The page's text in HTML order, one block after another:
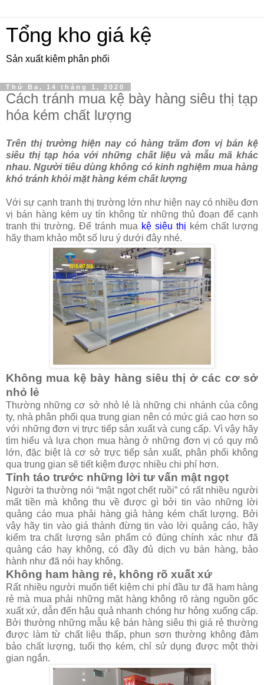
Tổng kho giá kệ
Sản xuất kiêm phân phối
Thứ Ba, 14 tháng 1, 2020
Cách tránh mua kệ bày hàng siêu thị tạp
hóa kém chất lượng
Trên thị trường hiện nay có hàng trăm đơn vị bán kệ
siêu thị tạp hóa với những chất liệu và mẫu mã khác
nhau. Người tiêu dùng không có kinh nghiệm mua hàng
khó tránh khỏi mặt hàng kém chất lượng
Với sự cạnh tranh thị trường lớn như hiện nay có nhiều đơn
vị bán hàng kém uy tín không từ những thủ đoạn để cạnh
tranh thị trường. Để tránh mua kệ siêu thị kém chất lượng
hãy tham khảo một số lưu ý dưới đây nhé.
Không mua kệ bày hàng siêu thị ở các cơ sở
nhỏ lẻ
Thường những cơ sở nhỏ lẻ là những chi nhánh của công
ty, nhà phân phối qua trung gian nên có mức giá cao hơn so
với những đơn vị trực tiếp sản xuất và cung cấp. Vì vậy hãy
tìm hiểu và lựa chọn mua hàng ở những đơn vị có quy mô
lớn, đặc biệt là cơ sở trực tiếp sản xuất, phân phối không
qua trung gian sẽ tiết kiệm được nhiều chi phí hơn.
Tỉnh táo trước những lời tư vấn mật ngọt
Người ta thường nói “mật ngọt chết ruồi” có rất nhiều người
mất tiền mà không thu về được gì bởi tin vào những lời
quảng cáo mua phải hàng giả hàng kém chất lượng. Bởi
vậy hãy tin vào giá thành đừng tin vào lời quảng cáo, hãy
kiểm tra chất lượng sản phẩm có đúng chính xác như đã
quảng cáo hay không, có đầy đủ dịch vụ bán hàng, bảo
hành như đã nói hay không.
Không ham hàng rẻ, không rõ xuất xứ
Rất nhiều người muốn tiết kiệm chi phí đầu tư đã ham hàng
rẻ mà mua phải những mặt hàng không rõ ràng nguồn gốc
xuất xứ, dẫn đến hậu quả nhanh chóng hư hỏng xuống cấp.
Bởi thường những mẫu kệ bán hàng siêu thị giá rẻ thường
được làm từ chất liệu thấp, phun sơn thường không đảm
bảo chất lượng, tuổi thọ kém, chỉ sử dụng được một thời
gian ngắn.